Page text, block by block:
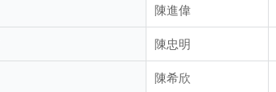
陳進偉
陳忠明
陳希欣